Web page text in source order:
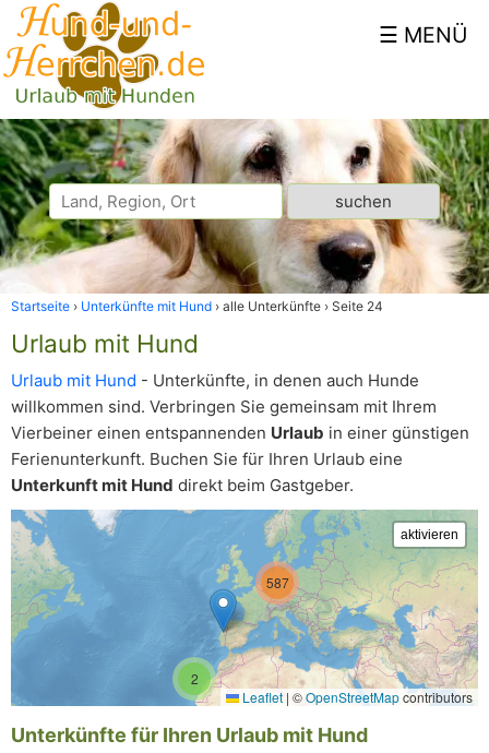
Startseite Unterkünfte mit Hund alle Unterkünfte Seite 24
Urlaub mit Hund
Urlaub mit Hund - Unterkünfte, in denen auch Hunde
willkommen sind. Verbringen Sie gemeinsam mit Ihrem
Vierbeiner einen entspannenden Urlaub in einer günstigen
Ferienunterkunft. Buchen Sie für Ihren Urlaub eine
Unterkunft mit Hund direkt beim Gastgeber.
2
587
Leaflet | ©OpenStreetMapcontributors
Unterkünfte für Ihren Urlaub mit Hund